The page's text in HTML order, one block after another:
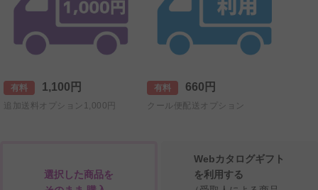
有料 1,100円
追加送料オプション1,000円
有料 660円
クール便配送オプション
選択した商品を
Webカタログギフト
を利用する